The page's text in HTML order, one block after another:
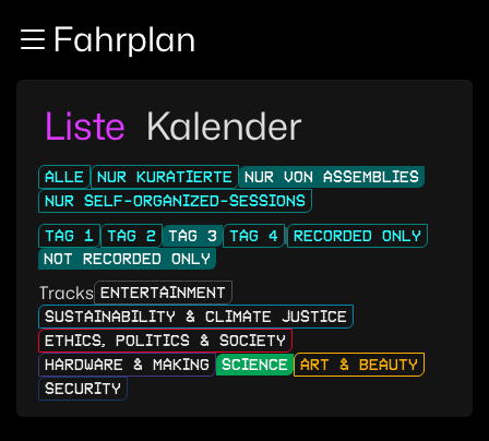
Zum InhaltFahrplan
Liste Kalender
ALLE NUR KURATIERTE
NUR VON ASSEMBLIES
NUR SELF-ORGANIZED-SESSIONS
TAG 1
TAG 2 TAG 3 TAG 4
RECORDED ONLY
NOT RECORDED ONLY
Tracks ENTERTAINMENT
SUSTAINABILITY & CLIMATE JUSTICE
ETHICS, POLITICS & SOCIETY
HARDWARE & MAKING
SCIENCE
ART & BEAUTY
SECURITY